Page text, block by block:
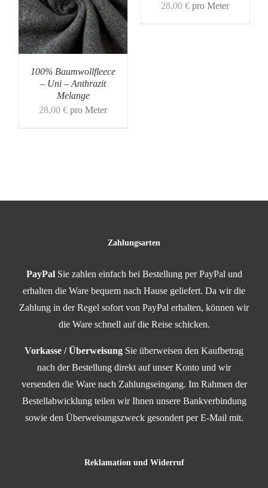
100% Baumwollfleece
– Uni – Anthrazit
Melange
28,00 € pro Meter
28,00 € pro Meter
Zahlungsarten
PayPal Sie zahlen einfach bei Bestellung per PayPal und
erhalten die Ware bequem nach Hause geliefert. Da wir die
Zahlung in der Regel sofort von PayPal erhalten, können wir
die Ware schnell auf die Reise schicken.
Vorkasse / Überweisung Sie überweisen den Kaufbetrag
nach der Bestellung direkt auf unser Konto und wir
versenden die Ware nach Zahlungseingang. Im Rahmen der
Bestellabwicklung teilen wir Ihnen unsere Bankverbindung
sowie den Überweisungszweck gesondert per E-Mail mit.
Reklamation und Widerruf